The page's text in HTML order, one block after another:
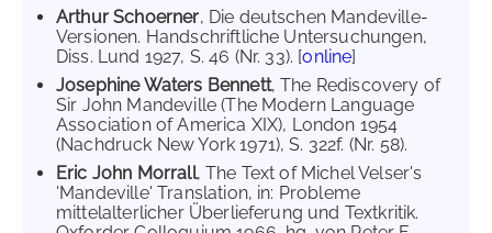
Arthur Schoerner, Die deutschen Mandeville-
Versionen. Handschriftliche Untersuchungen,
Diss. Lund 1927, S. 46 (Nr. 33). [online]
Josephine Waters Bennett, The Rediscovery of
Sir John Mandeville (The Modern Language
Association of America XIX), London 1954
(Nachdruck New York 1971), S. 322f. (Nr. 58).
Eric John Morrall, The Text of Michel Velser's
'Mandeville' Translation, in: Probleme
mittelalterlicher Überlieferung und Textkritik.